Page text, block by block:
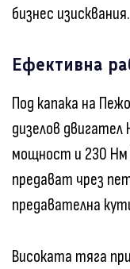
бизнес изисквания.
Ефективна
Под капака на
дизелов двигател
мощност и 230
предават чрез
предавателна
Високата тяга